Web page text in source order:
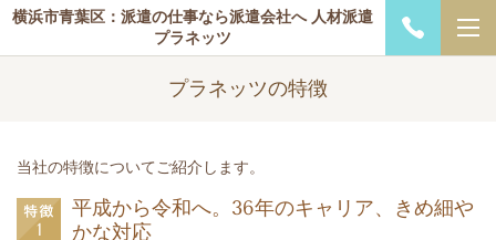
横浜市青葉区：派遣の仕事なら派遣会社へ 人材派遣
プラネッツ
プラネッツの特徴
当社の特徴についてご紹介します。
平成から令和へ。36年のキャリア、きめ細や
かな対応